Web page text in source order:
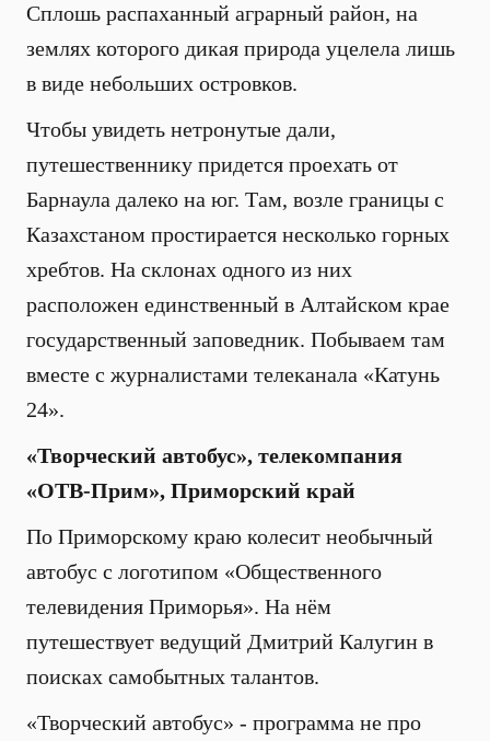
Сплошь распаханный аграрный район, на
землях которого дикая природа уцелела лишь
в виде небольших островков.
Чтобы увидеть нетронутые дали,
путешественнику придется проехать от
Барнаула далеко на юг. Там, возле границы с
Казахстаном простирается несколько горных
хребтов. На склонах одного из них
расположен единственный в Алтайском крае
государственный заповедник. Побываем там
вместе с журналистами телеканала «Катунь
24».
«Творческий автобус», телекомпания
«ОТВ-Прим», Приморский край
По Приморскому краю колесит необычный
автобус с логотипом «Общественного
телевидения Приморья». На нём
путешествует ведущий Дмитрий Калугин в
поисках самобытных талантов.
«Творческий автобус» - программа не про